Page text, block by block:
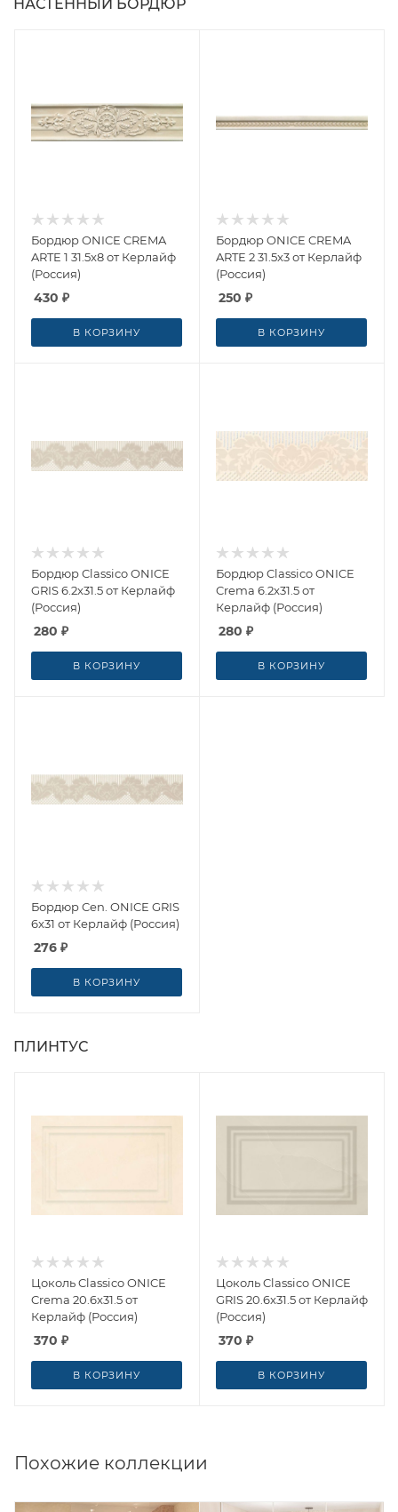
НАСТЕННЫЙ БОРДЮР
Бордюр ONICE CREMA
ARTE 1 31.5x8 от Керлайф
(Россия)
430 ₽
В КОРЗИНУ
Бордюр ONICE CREMA
ARTE 2 31.5x3 от Керлайф
(Россия)
250 ₽
В КОРЗИНУ
Бордюр Classico ONICE
GRIS 6.2x31.5 от Керлайф
(Россия)
280 ₽
В КОРЗИНУ
Бордюр Classico ONICE
Crema 6.2x31.5 от
Керлайф (Россия)
280 ₽
В КОРЗИНУ
Бордюр Cen. ONICE GRIS
6x31 от Керлайф (Россия)
276 ₽
В КОРЗИНУ
ПЛИНТУС
Цоколь Classico ONICE
Crema 20.6x31.5 от
Керлайф (Россия)
370 ₽
В КОРЗИНУ
Цоколь Classico ONICE
GRIS 20.6x31.5 от Керлайф
(Россия)
370 ₽
В КОРЗИНУ
Похожие коллекции